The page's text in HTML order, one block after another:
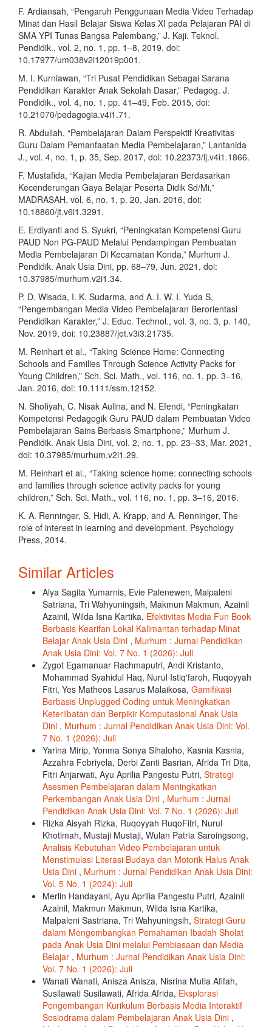
F. Ardiansah, “Pengaruh Penggunaan Media Video Terhadap
Minat dan Hasil Belajar Siswa Kelas XI pada Pelajaran PAI di
SMA YPI Tunas Bangsa Palembang,” J. Kaji. Teknol.
Pendidik., vol. 2, no. 1, pp. 1–8, 2019, doi:
10.17977/um038v2i12019p001.
M. I. Kurniawan, “Tri Pusat Pendidikan Sebagai Sarana
Pendidikan Karakter Anak Sekolah Dasar,” Pedagog. J.
Pendidik., vol. 4, no. 1, pp. 41–49, Feb. 2015, doi:
10.21070/pedagogia.v4i1.71.
R. Abdullah, “Pembelajaran Dalam Perspektif Kreativitas
Guru Dalam Pemanfaatan Media Pembelajaran,” Lantanida
J., vol. 4, no. 1, p. 35, Sep. 2017, doi: 10.22373/lj.v4i1.1866.
F. Mustafida, “Kajian Media Pembelajaran Berdasarkan
Kecenderungan Gaya Belajar Peserta Didik Sd/Mi,”
MADRASAH, vol. 6, no. 1, p. 20, Jan. 2016, doi:
10.18860/jt.v6i1.3291.
E. Erdiyanti and S. Syukri, “Peningkatan Kompetensi Guru
PAUD Non PG-PAUD Melalui Pendampingan Pembuatan
Media Pembelajaran Di Kecamatan Konda,” Murhum J.
Pendidik. Anak Usia Dini, pp. 68–79, Jun. 2021, doi:
10.37985/murhum.v2i1.34.
P. D. Wisada, I. K. Sudarma, and A. I. W. I. Yuda S,
“Pengembangan Media Video Pembelajaran Berorientasi
Pendidikan Karakter,” J. Educ. Technol., vol. 3, no. 3, p. 140,
Nov. 2019, doi: 10.23887/jet.v3i3.21735.
M. Reinhart et al., “Taking Science Home: Connecting
Schools and Families Through Science Activity Packs for
Young Children,” Sch. Sci. Math., vol. 116, no. 1, pp. 3–16,
Jan. 2016, doi: 10.1111/ssm.12152.
N. Shofiyah, C. Nisak Aulina, and N. Efendi, “Peningkatan
Kompetensi Pedagogik Guru PAUD dalam Pembuatan Video
Pembelajaran Sains Berbasis Smartphone,” Murhum J.
Pendidik. Anak Usia Dini, vol. 2, no. 1, pp. 23–33, Mar. 2021,
doi: 10.37985/murhum.v2i1.29.
M. Reinhart et al., “Taking science home: connecting schools
and families through science activity packs for young
children,” Sch. Sci. Math., vol. 116, no. 1, pp. 3–16, 2016.
K. A. Renninger, S. Hidi, A. Krapp, and A. Renninger, The
role of interest in learning and development. Psychology
Press, 2014.
Similar Articles
Alya Sagita Yumarnis, Evie Palenewen, Malpaleni
Satriana, Tri Wahyuningsih, Makmun Makmun, Azainil
Azainil, Wilda Isna Kartika, Efektivitas Media Fun Book
Berbasis Kearifan Lokal Kalimantan terhadap Minat
Belajar Anak Usia Dini , Murhum : Jurnal Pendidikan
Anak Usia Dini: Vol. 7 No. 1 (2026): Juli
Zygot Egamanuar Rachmaputri, Andi Kristanto,
Mohammad Syahidul Haq, Nurul Istiq'faroh, Ruqoyyah
Fitri, Yes Matheos Lasarus Malaikosa, Gamifikasi
Berbasis Unplugged Coding untuk Meningkatkan
Keterlibatan dan Berpikir Komputasional Anak Usia
Dini , Murhum : Jurnal Pendidikan Anak Usia Dini: Vol.
7 No. 1 (2026): Juli
Yarina Mirip, Yonma Sonya Sihaloho, Kasnia Kasnia,
Azzahra Febriyela, Derbi Zanti Basrian, Afrida Tri Dita,
Fitri Anjarwati, Ayu Aprilia Pangestu Putri, Strategi
Asesmen Pembelajaran dalam Meningkatkan
Perkembangan Anak Usia Dini , Murhum : Jurnal
Pendidikan Anak Usia Dini: Vol. 7 No. 1 (2026): Juli
Rizka Aisyah Rizka, Ruqoyyah RuqoFitri, Nurul
Khotimah, Mustaji Mustaji, Wulan Patria Saroingsong,
Analisis Kebutuhan Video Pembelajaran untuk
Menstimulasi Literasi Budaya dan Motorik Halus Anak
Usia Dini , Murhum : Jurnal Pendidikan Anak Usia Dini:
Vol. 5 No. 1 (2024): Juli
Merlin Handayani, Ayu Aprilia Pangestu Putri, Azainil
Azainil, Makmun Makmun, Wilda Isna Kartika,
Malpaleni Sastriana, Tri Wahyuningsih, Strategi Guru
dalam Mengembangkan Pemahaman Ibadah Sholat
pada Anak Usia Dini melalui Pembiasaan dan Media
Belajar , Murhum : Jurnal Pendidikan Anak Usia Dini:
Vol. 7 No. 1 (2026): Juli
Wanati Wanati, Anisza Anisza, Nisrina Mutia Afifah,
Susilawati Susilawati, Afrida Afrida, Eksplorasi
Pengembangan Kurikulum Berbasis Media Interaktif
Sosiodrama dalam Pembelajaran Anak Usia Dini ,